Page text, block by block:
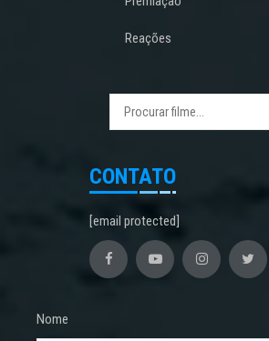
Reações
CONTATO
[email protected]
Nome